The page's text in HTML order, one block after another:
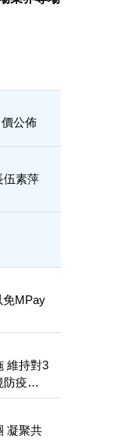
公佈
伍素萍
免MPay
維持對3
疫措
凝聚共